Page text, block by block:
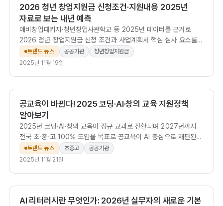
2026 청년 창업지원금 신청조건·지원내용 2025년
자료로 보는 내년 예측
예비창업패키지·청년창업사관학교 등 2025년 데이터를 근거로
2026 청년 창업지원금 신청 조건과 사업계획서 핵심 심사 요소를
정리합니다.
트렌드 뉴스 공공기관
청년창업지원금
2025년 11월 19일
공교육이 바뀐다! 2025 코딩·AI·창의 교육 지원정책
알아보기
2025년 코딩·AI·창의 교육이 정규 교과로 전환되며 2027년까지
전국 초·중·고 100% 도입을 목표로 공교육이 AI 중심으로 재편된
다.트렌드 뉴스 초중고
공공기관
2025년 11월 21일
AI 리터러시란 무엇인가: 2026년 실무자의 새로운 기본